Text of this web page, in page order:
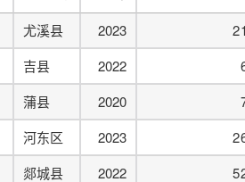
尤溪县 2023
吉县 2022
蒲县 2020
河东区 2023
郯城县 2022